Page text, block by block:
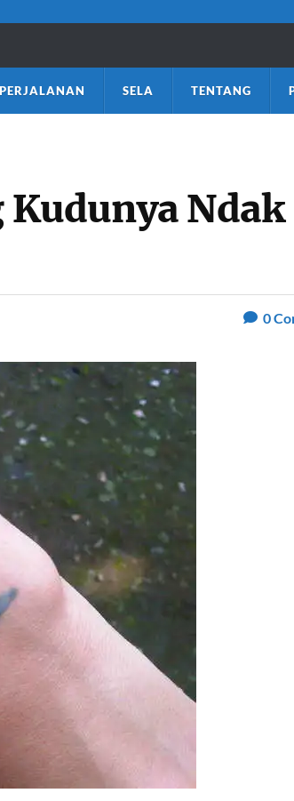
PERJALANAN SELA TENTANG
Kudunya Ndak
0